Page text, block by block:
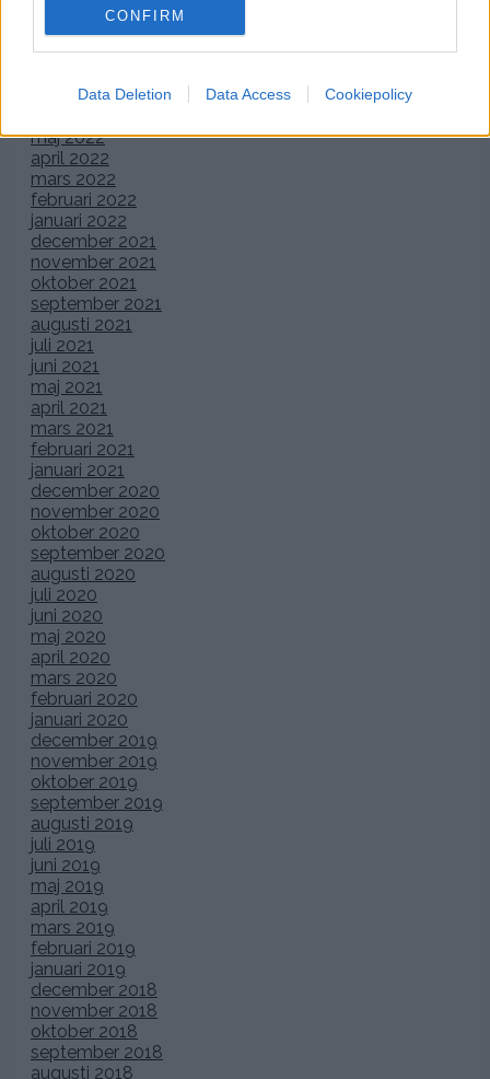
CONFIRM
Data Deletion Data Access Cookiepolicy
november 2022
oktober 2022
september 2022
juli 2022
maj 2022
april 2022
mars 2022
februari 2022
januari 2022
december 2021
november 2021
oktober 2021
september 2021
augusti 2021
juli 2021
juni 2021
maj 2021
april 2021
mars 2021
februari 2021
januari 2021
december 2020
november 2020
oktober 2020
september 2020
augusti 2020
juli 2020
juni 2020
maj 2020
april 2020
mars 2020
februari 2020
januari 2020
december 2019
november 2019
oktober 2019
september 2019
augusti 2019
juli 2019
juni 2019
maj 2019
april 2019
mars 2019
februari 2019
januari 2019
december 2018
november 2018
oktober 2018
september 2018
augusti 2018